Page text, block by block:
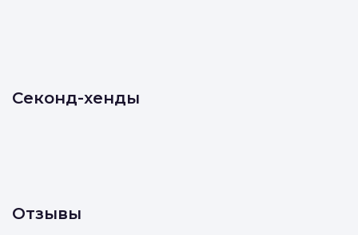
Секонд-хенды
Отзывы